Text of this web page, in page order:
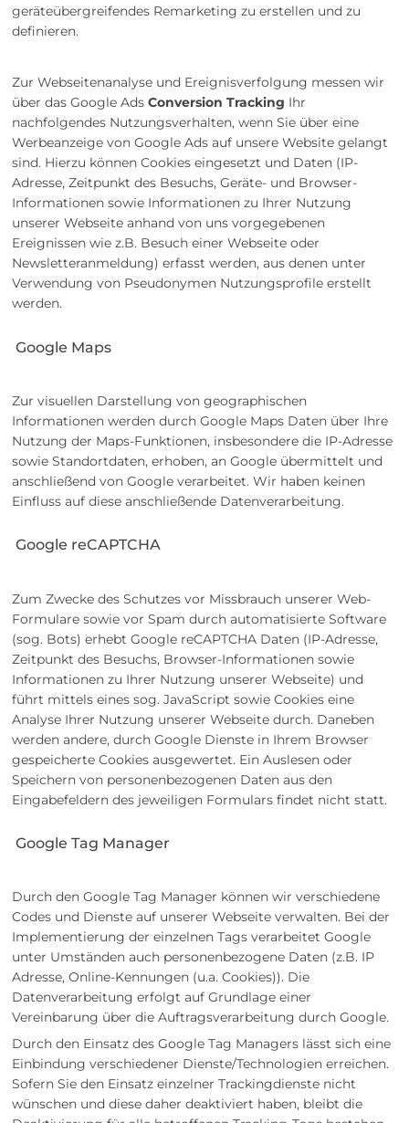
geräteübergreifendes Remarketing zu erstellen und zu
definieren.
Zur Webseitenanalyse und Ereignisverfolgung messen wir
über das Google AdsConversion Tracking Ihr
nachfolgendes Nutzungsverhalten, wenn Sie über eine
Werbeanzeige von Google Ads auf unsere Website gelangt
sind. Hierzu können Cookies eingesetzt und Daten (IP-
Adresse, Zeitpunkt des Besuchs, Geräte- und Browser-
Informationen sowie Informationen zu Ihrer Nutzung
unserer Webseite anhand von uns vorgegebenen
Ereignissen wie z.B. Besuch einer Webseite oder
Newsletteranmeldung) erfasst werden, aus denen unter
Verwendung von Pseudonymen Nutzungsprofile erstellt
werden.
Google Maps
Zur visuellen Darstellung von geographischen
Informationen werden durch Google Maps Daten über Ihre
Nutzung der Maps-Funktionen, insbesondere die IP-Adresse
sowie Standortdaten, erhoben, an Google übermittelt und
anschließend von Google verarbeitet. Wir haben keinen
Einfluss auf diese anschließende Datenverarbeitung.
Google reCAPTCHA
Zum Zwecke des Schutzes vor Missbrauch unserer Web-
Formulare sowie vor Spam durch automatisierte Software
(sog. Bots) erhebt Google reCAPTCHA Daten (IP-Adresse,
Zeitpunkt des Besuchs, Browser-Informationen sowie
Informationen zu Ihrer Nutzung unserer Webseite) und
führt mittels eines sog. JavaScript sowie Cookies eine
Analyse Ihrer Nutzung unserer Webseite durch. Daneben
werden andere, durch Google Dienste in Ihrem Browser
gespeicherte Cookies ausgewertet. Ein Auslesen oder
Speichern von personenbezogenen Daten aus den
Eingabefeldern des jeweiligen Formulars findet nicht statt.
Google Tag Manager
Durch den Google Tag Manager können wir verschiedene
Codes und Dienste auf unserer Webseite verwalten. Bei der
Implementierung der einzelnen Tags verarbeitet Google
unter Umständen auch personenbezogene Daten (z.B. IP
Adresse, Online-Kennungen (u.a. Cookies)). Die
Datenverarbeitung erfolgt auf Grundlage einer
Vereinbarung über die Auftragsverarbeitung durch Google.
Durch den Einsatz des Google Tag Managers lässt sich eine
Einbindung verschiedener Dienste/Technologien erreichen.
Sofern Sie den Einsatz einzelner Trackingdienste nicht
wünschen und diese daher deaktiviert haben, bleibt die